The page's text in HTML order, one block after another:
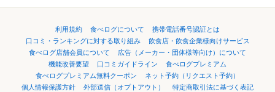
利用規約 食べログについて
携帯電話番号認証とは
口コミ・ランキングに対する取り組み
飲食店・飲食企業様向けサービス
食べログ店舗会員について
広告（メーカー・団体様等向け）について
機能改善要望
口コミガイドライン
食べログプレミアム
食べログプレミアム無料クーポン
ネット予約（リクエスト予約）
個人情報保護方針
外部送信（オプトアウト）
特定商取引法に基づく表記